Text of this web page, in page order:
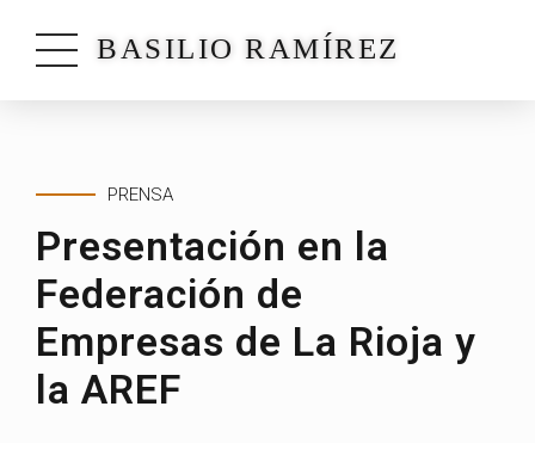
BASILIO RAMÍREZ
PRENSA
Presentación en la
Federación de
Empresas de La Rioja y
la AREF